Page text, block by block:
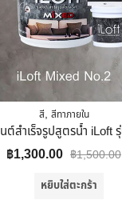
สี, สีทาภายใน
฿1,300.00 ฿1,500.00
หยิบใส่ตะกร้า